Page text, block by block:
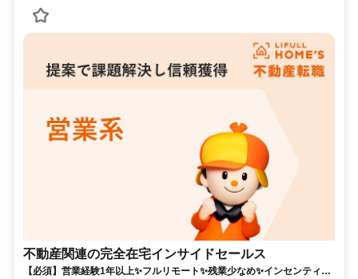
不動産関連の完全在宅インサイドセールス
【必須】営業経験1年以上✨フルリモート✨残業少なめ✨インセンティブ